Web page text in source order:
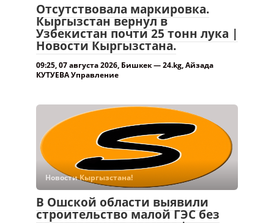
Отсутствовала маркировка.
Кыргызстан вернул в
Узбекистан почти 25 тонн лука |
Новости Кыргызстана.
09:25, 07 августа 2026, Бишкек — 24.kg, Айзада
КУТУЕВА Управление
Новости Кыргызстана!
В Ошской области выявили
строительство малой ГЭС без